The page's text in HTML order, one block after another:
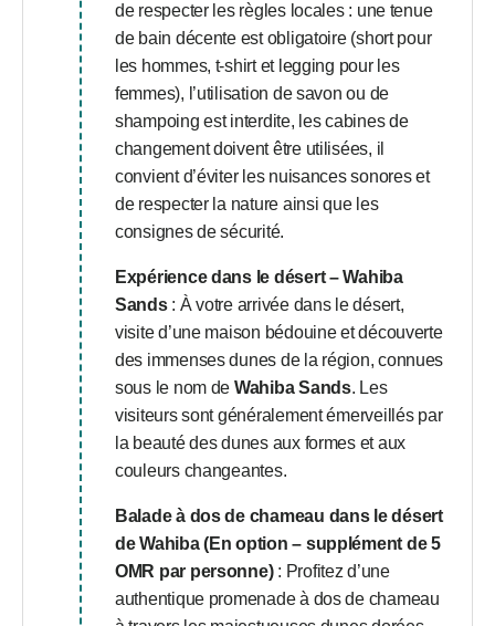
de respecter les règles locales : une tenue
de bain décente est obligatoire (short pour
les hommes, t-shirt et legging pour les
femmes), l’utilisation de savon ou de
shampoing est interdite, les cabines de
changement doivent être utilisées, il
convient d’éviter les nuisances sonores et
de respecter la nature ainsi que les
consignes de sécurité.
Expérience dans le désert – Wahiba
Sands: À votre arrivée dans le désert,
visite d’une maison bédouine et découverte
des immenses dunes de la région, connues
sous le nom de Wahiba Sands. Les
visiteurs sont généralement émerveillés par
la beauté des dunes aux formes et aux
couleurs changeantes.
Balade à dos de chameau dans le désert
de Wahiba (En option – supplément de 5
OMR par personne): Profitez d’une
authentique promenade à dos de chameau